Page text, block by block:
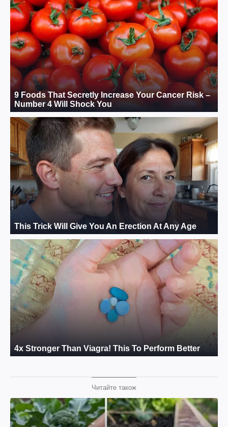
Читайте також